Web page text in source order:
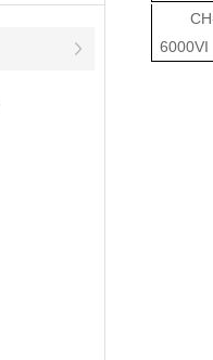
6000VI